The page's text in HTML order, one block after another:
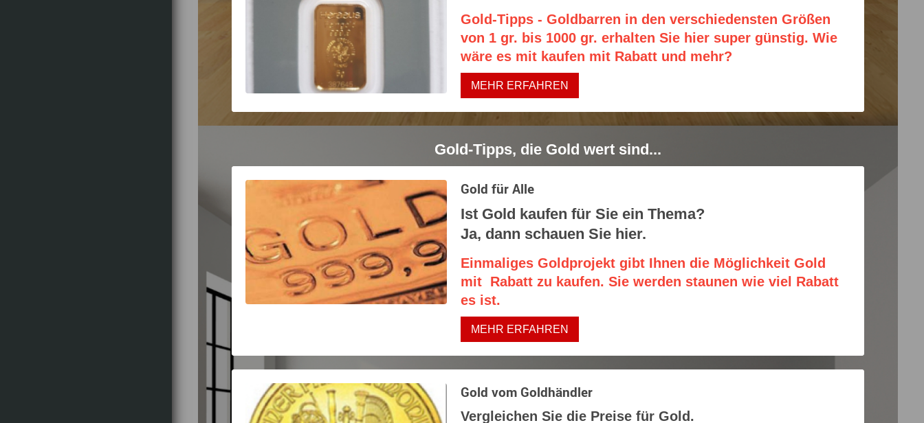
Gold-Tipps - Goldbarren in den verschiedensten Größen
von 1 gr. bis 1000 gr. erhalten Sie hier super günstig. Wie
wäre es mit kaufen mit Rabatt und mehr?
MEHR ERFAHREN
Gold-Tipps, die Gold wert sind...
Gold für Alle
Ist Gold kaufen für Sie ein Thema?
Ja, dann schauen Sie hier.
Einmaliges Goldprojekt gibt Ihnen die Möglichkeit Gold
mit Rabatt zu kaufen. Sie werden staunen wie viel Rabatt
es ist.
MEHR ERFAHREN
Gold vom Goldhändler
Vergleichen Sie die Preise für Gold.